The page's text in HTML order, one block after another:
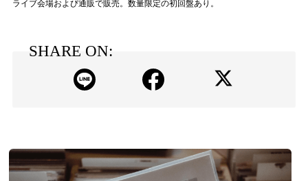
ライブ会場および通販で販売。数量限定の初回盤あり。
SHARE ON: